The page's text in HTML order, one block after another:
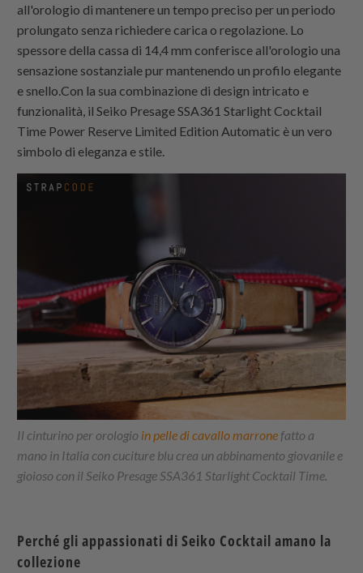
all'orologio di mantenere un tempo preciso per un periodo
prolungato senza richiedere carica o regolazione. Lo
spessore della cassa di 14,4 mm conferisce all'orologio una
sensazione sostanziale pur mantenendo un profilo elegante
e snello.Con la sua combinazione di design intricato e
funzionalità, il Seiko Presage SSA361 Starlight Cocktail
Time Power Reserve Limited Edition Automatic è un vero
simbolo di eleganza e stile.
Il cinturino per orologio in pelle di cavallo marrone fatto a
mano in Italia con cuciture blu crea un abbinamento giovanile e
gioioso con il Seiko Presage SSA361 Starlight Cocktail Time.
Perché gli appassionati di Seiko Cocktail amano la
collezione